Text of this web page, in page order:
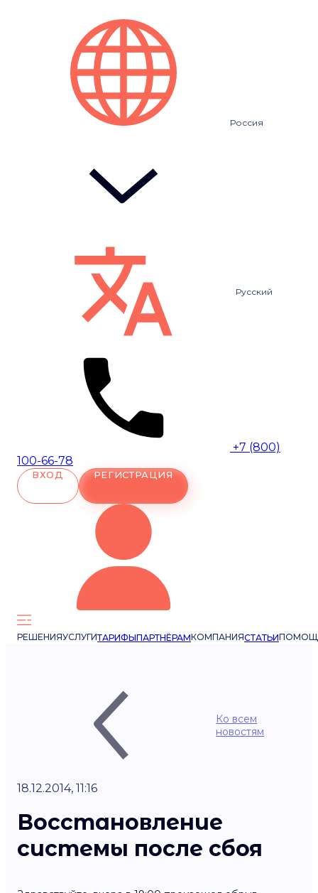
Россия
Русский
+7 (800)
100-66-78
ВХОД РЕГИСТРАЦИЯ
РЕШЕНИЯУСЛУГИТАРИФЫПАРТНЁРАМКОМПАНИЯСТАТЬИ
Ко всем
новостям
18.12.2014, 11:16
Восстановление
системы после сбоя